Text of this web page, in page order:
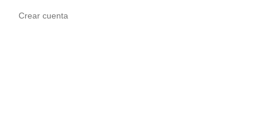
Crear cuenta